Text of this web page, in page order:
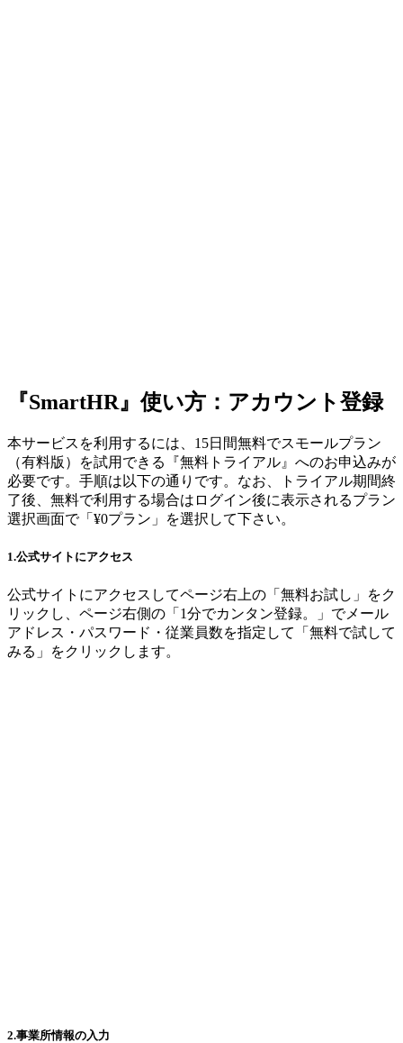
『SmartHR』使い方：アカウント登録
本サービスを利用するには、15日間無料でスモールプラン
（有料版）を試用できる『無料トライアル』へのお申込みが
必要です。手順は以下の通りです。なお、トライアル期間終
了後、無料で利用する場合はログイン後に表示されるプラン
選択画面で「¥0プラン」を選択して下さい。
1.公式サイトにアクセス
公式サイトにアクセスしてページ右上の「無料お試し」をク
リックし、ページ右側の「1分でカンタン登録。」でメール
アドレス・パスワード・従業員数を指定して「無料で試して
みる」をクリックします。
2.事業所情報の入力